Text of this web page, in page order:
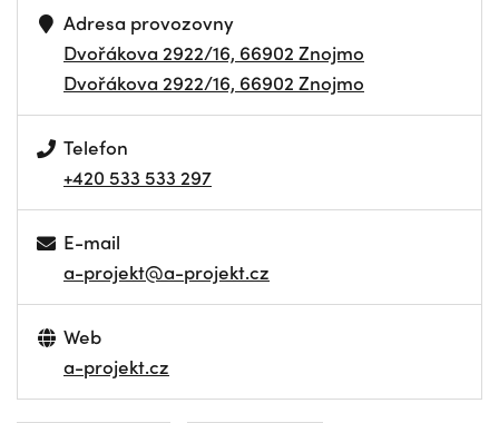
Adresa provozovny
Dvořákova 2922/16, 66902 Znojmo
Dvořákova 2922/16, 66902 Znojmo
Telefon
+420 533 533 297
E-mail
a-projekt@a-projekt.cz
Web
a-projekt.cz